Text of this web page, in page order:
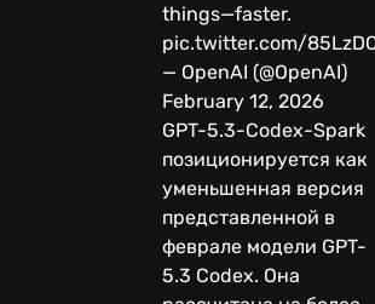
things—faster.
pic.twitter.com/
— OpenAI (@OpenAI)
February 12, 2026
GPT-5.3-Codex-Spark
позиционируется как
уменьшенная версия
представленной в
феврале модели GPT-
5.3 Codex. Она